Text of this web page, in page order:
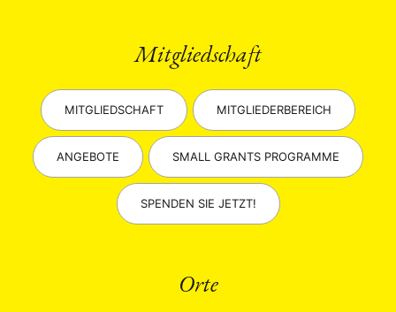
Mitgliedschaft
MITGLIEDSCHAFT MITGLIEDERBEREICH
ANGEBOTE SMALL GRANTS PROGRAMME
SPENDEN SIE JETZT!
Orte